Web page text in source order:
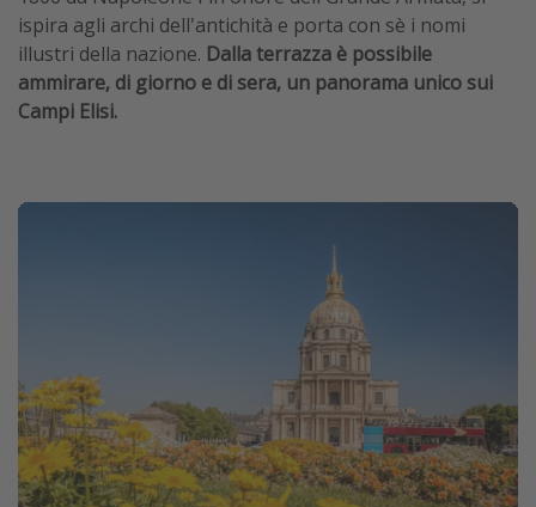
ispira agli archi dell'antichità e porta con sè i nomi
illustri della nazione. Dalla terrazza è possibile
ammirare, di giorno e di sera, un panorama unico sui
Campi Elisi.